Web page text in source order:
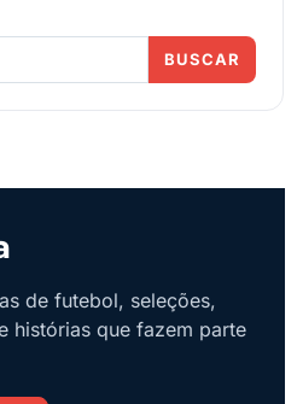
BUSCAR
de futebol, seleções,
histórias que fazem parte